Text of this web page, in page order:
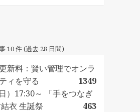
10 件 (過去 28 日間)
新料：賢い管理でオンラ
ィを守る
1349
）17:30～ 「手をつなぎ
衣 生誕祭
463